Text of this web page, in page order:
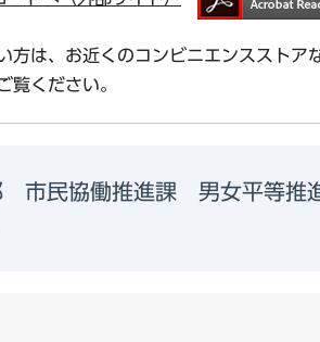
方は、お近くのコンビニエンススト
覧ください。
市民協働推進課 男女平等推